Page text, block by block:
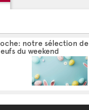
notre sélection de
du weekend